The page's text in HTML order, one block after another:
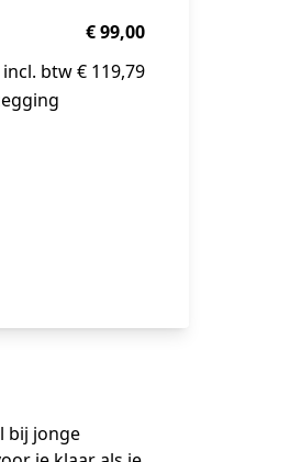
€ 99,00
btw € 119,79
bij jonge